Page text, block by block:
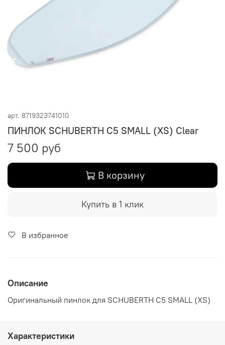
арт. 8719323741010
ПИНЛОК SCHUBERTH C5 SMALL (XS) Clear
7 500 руб
В корзину
Купить в 1 клик
В избранное
Описание
Оригинальный пинлок для SCHUBERTH C5 SMALL (XS)
Характеристики